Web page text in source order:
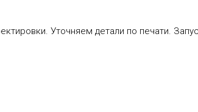
Уточняем детали по печати.